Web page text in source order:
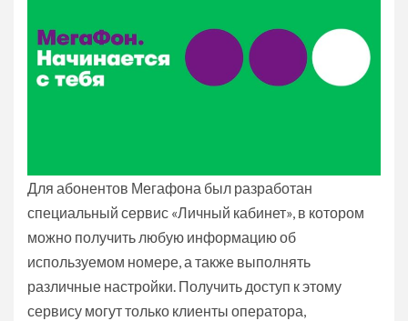
Для абонентов Мегафона был разработан
специальный сервис «Личный кабинет», в котором
можно получить любую информацию об
используемом номере, а также выполнять
различные настройки. Получить доступ к этому
сервису могут только клиенты оператора,